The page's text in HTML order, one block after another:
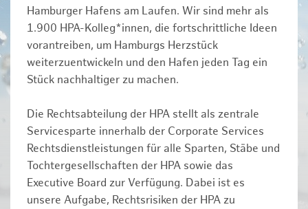
Hamburger Hafens am Laufen. Wir sind mehr als
1.900 HPA-Kolleg*innen, die fortschrittliche Ideen
vorantreiben, um Hamburgs Herzstück
weiterzuentwickeln und den Hafen jeden Tag ein
Stück nachhaltiger zu machen.
Die Rechtsabteilung der HPA stellt als zentrale
Servicesparte innerhalb der Corporate Services
Rechtsdienstleistungen für alle Sparten, Stäbe und
Tochtergesellschaften der HPA sowie das
Executive Board zur Verfügung. Dabei ist es
unsere Aufgabe, Rechtsrisiken der HPA zu